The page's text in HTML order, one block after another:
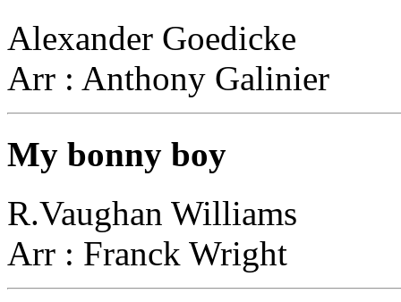
Alexander Goedicke
Arr : Anthony Galinier
My bonny boy
R.Vaughan Williams
Arr : Franck Wright